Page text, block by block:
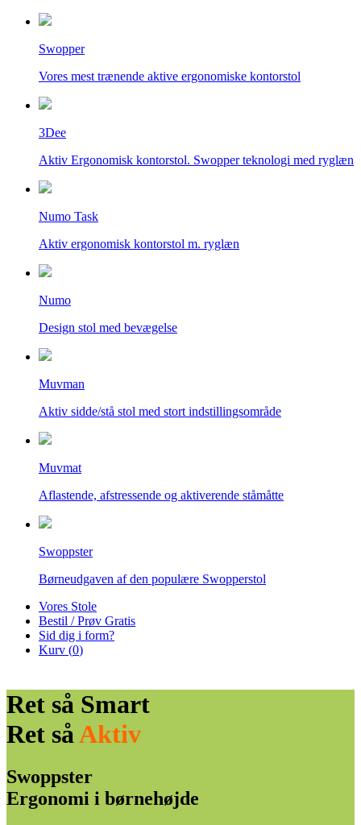
Swopper
Vores mest trænende aktive ergonomiske kontorstol
3Dee
Aktiv Ergonomisk kontorstol. Swopper teknologi med ryglæn
Numo Task
Aktiv ergonomisk kontorstol m. ryglæn
Numo
Design stol med bevægelse
Muvman
Aktiv sidde/stå stol med stort indstillingsområde
Muvmat
Aflastende, afstressende og aktiverende ståmåtte
Swoppster
Børneudgaven af den populære Swopperstol
Vores Stole
Bestil / Prøv Gratis
Sid dig i form?
Kurv (0)
Ret så Smart
Ret så Aktiv
Swoppster
Ergonomi i børnehøjde